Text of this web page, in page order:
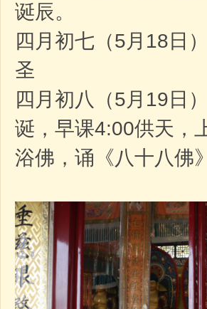
诞辰。
四月初七（5月18日
圣
四月初八（5月19日
诞，早课4:00供天，
浴佛，诵《八十八佛